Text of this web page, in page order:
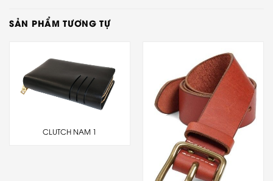
SẢN PHẨM TƯƠNG TỰ
CLUTCH NAM 1